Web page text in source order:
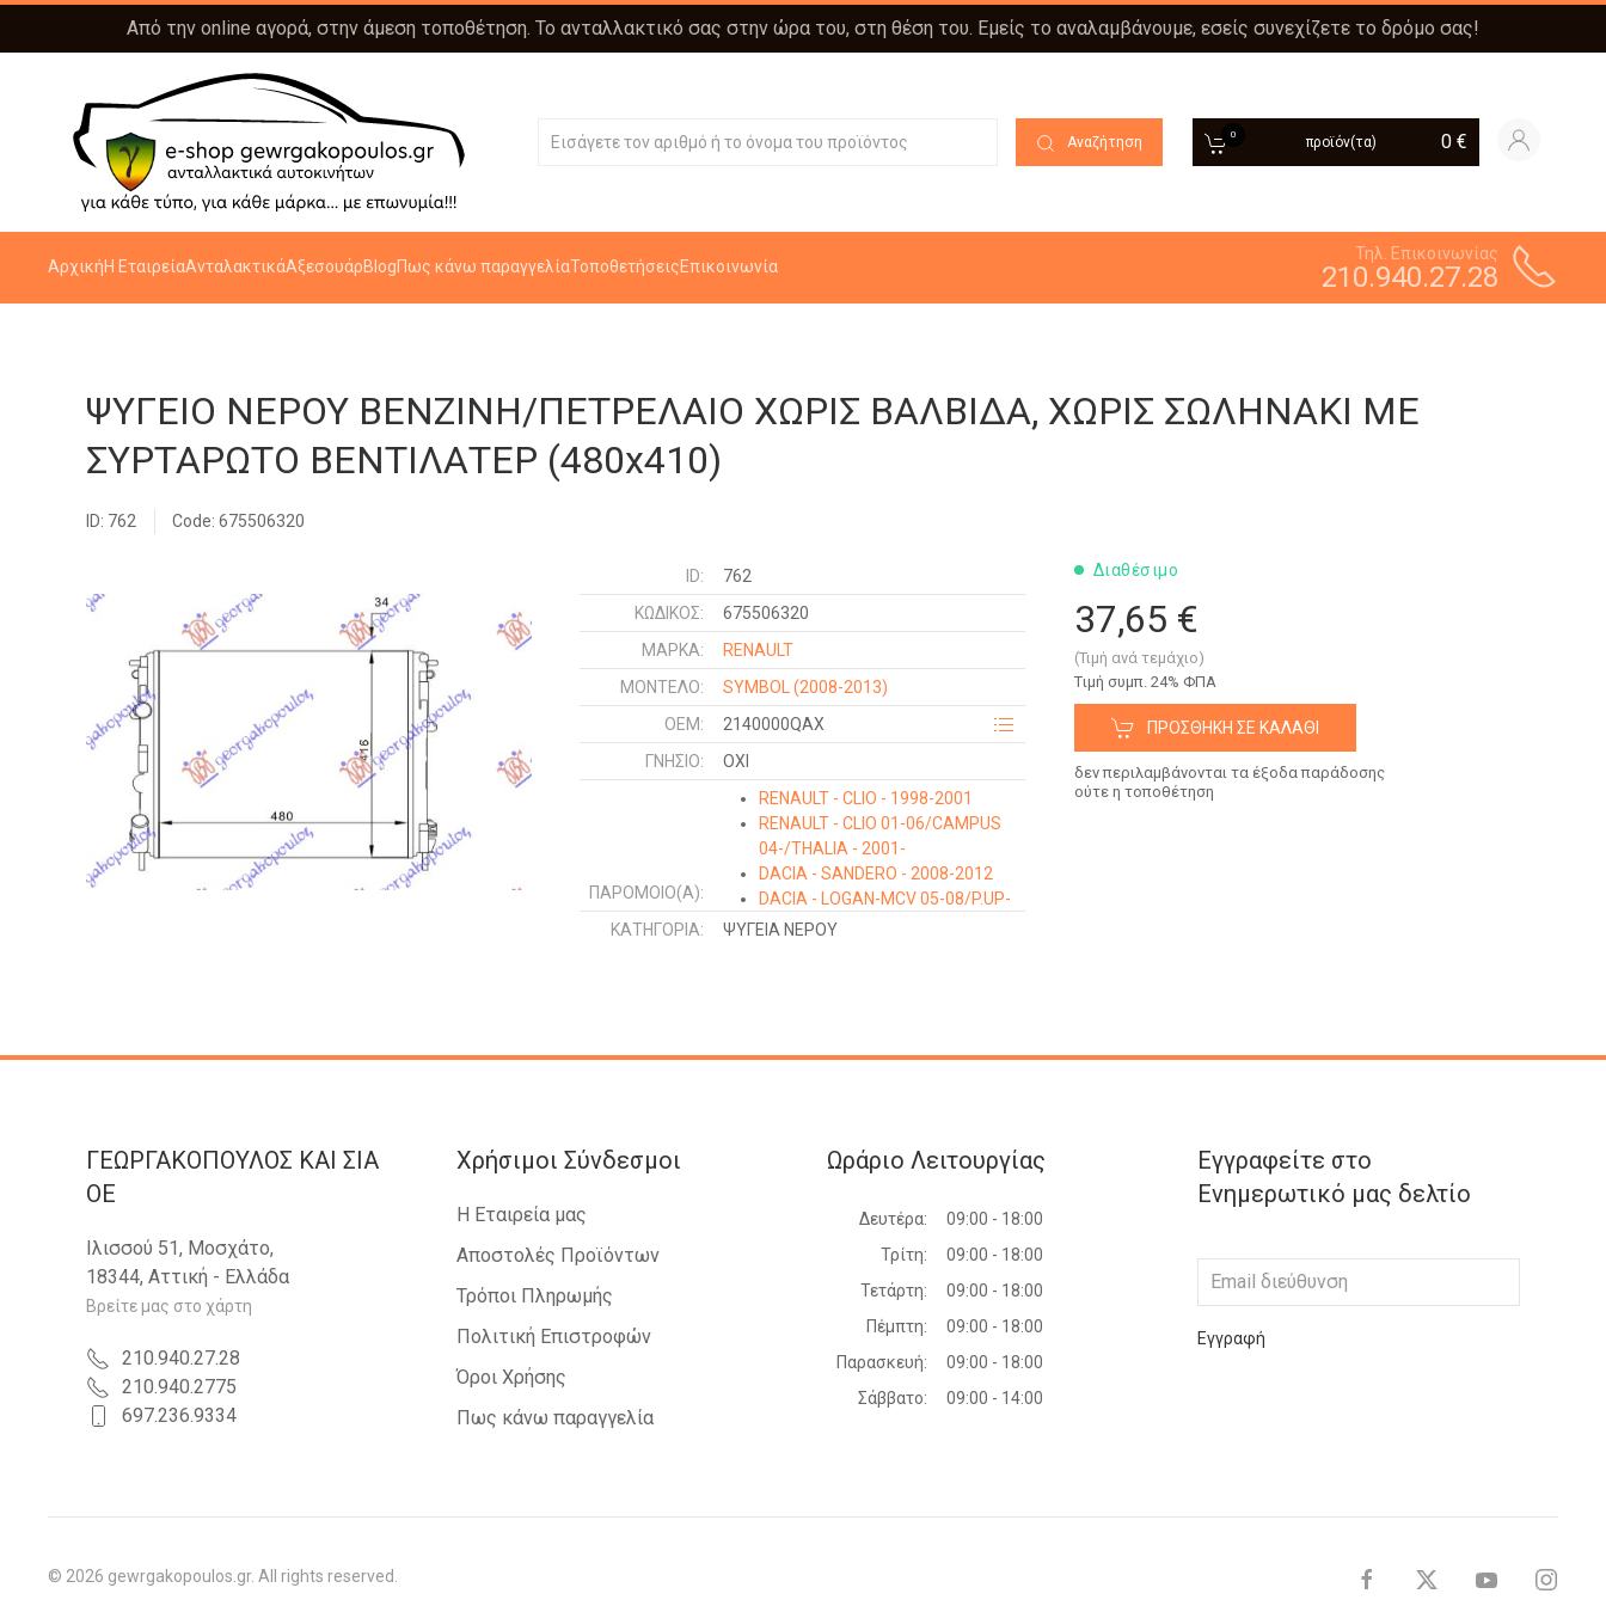
Από την online αγορά, στην άμεση τοποθέτηση. Το ανταλλακτικό σας στην ώρα του, στη θέση του. Εμείς το αναλαμβάνουμε, εσείς συνεχίζετε το δρόμο σας!
Αναζήτηση 0 προϊόν(τα) 0 €
ΑρχικήΗ ΕταιρείαΑνταλακτικάΑξεσουάρBlogΠως κάνω παραγγελίαΤοποθετήσειςΕπικοινωνία
Τηλ. Επικοινωνίας
210.940.27.28
ΨΥΓΕΙΟ ΝΕΡΟΥ ΒΕΝΖΙΝΗ/ΠΕΤΡΕΛΑΙΟ ΧΩΡΙΣ ΒΑΛΒΙΔΑ, ΧΩΡΙΣ ΣΩΛΗΝΑΚΙ ΜΕ
ΣΥΡΤΑΡΩΤΟ ΒΕΝΤΙΛΑΤΕΡ (480x410)
ID: 762 Code: 675506320
ID:
762
ΚΩΔΙΚΌΣ:
675506320
ΜΑΡΚΑ:
RENAULT
ΜΟΝΤΕΛΟ:
SYMBOL
(2008-2013)
OEM:
2140000QAX
ΓΝΉΣΙΟ:
ΟΧΙ
ΠΑΡΌΜΟΙΟ(Α):
RENAULT - CLIO - 1998-2001
RENAULT - CLIO 01-06/CAMPUS
04-/THALIA - 2001-
DACIA - SANDERO - 2008-2012
DACIA - LOGAN-MCV 05-08/P.UP-
VAN - 2009-2012
ΚΑΤΗΓΟΡΊΑ: ΨΥΓΕΙΑ ΝΕΡΟΥ
Διαθέσιμο
37,65 €
(Τιμή ανά τεμάχιο)
Tιμή συμπ. 24% ΦΠΑ
ΠΡΟΣΘΉΚΗ ΣΕ ΚΑΛΆΘΙ
δεν περιλαμβάνονται τα έξοδα παράδοσης
ούτε η τοποθέτηση
ΓΕΩΡΓΑΚΟΠΟΥΛΟΣ KAI ΣΙΑ
OE
Ιλισσού 51, Μοσχάτο,
18344, Αττική - Ελλάδα
Βρείτε μας στο χάρτη
210.940.27.28
210.940.2775
697.236.9334
Χρήσιμοι Σύνδεσμοι
Η Εταιρεία μας
Αποστολές Προϊόντων
Τρόποι Πληρωμής
Πολιτική Επιστροφών
Όροι Χρήσης
Πως κάνω παραγγελία
Ωράριο Λειτουργίας
Δευτέρα:
09:00 - 18:00
Τρίτη:
09:00 - 18:00
Τετάρτη:
09:00 - 18:00
Πέμπτη:
09:00 - 18:00
Παρασκευή:
09:00 - 18:00
Σάββατο:
09:00 - 14:00
Εγγραφείτε στο
Ενημερωτικό μας δελτίο
Εγγραφή
© 2026 gewrgakopoulos.gr. All rights reserved.